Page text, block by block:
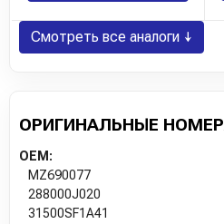
Смотреть все аналоги ↓
ОРИГИНАЛЬНЫЕ
OEM:
MZ690077
288000J020
31500SF1A41